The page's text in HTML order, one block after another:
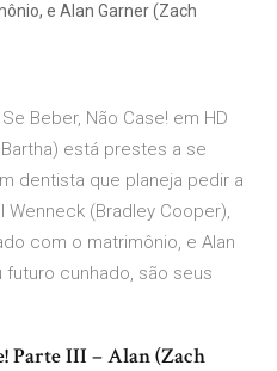
e Alan Garner (Zach
Beber, Não Case! em HD
está prestes a se
dentista que planeja pedir a
Wenneck (Bradley Cooper),
com o matrimônio, e Alan
futuro cunhado, são seus
Parte III – Alan (Zach